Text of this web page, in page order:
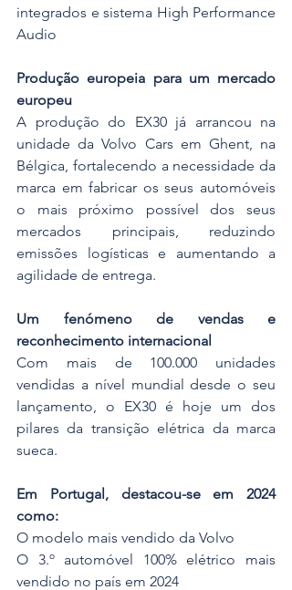
integrados e sistema High Performance
Audio
Produção europeia para um mercado
europeu
A produção do EX30 já arrancou na
unidade da Volvo Cars em Ghent, na
Bélgica, fortalecendo a necessidade da
marca em fabricar os seus automóveis
o mais próximo possível dos seus
mercados principais, reduzindo
emissões logísticas e aumentando a
agilidade de entrega.
Um fenómeno de vendas e
reconhecimento internacional
Com mais de 100.000 unidades
vendidas a nível mundial desde o seu
lançamento, o EX30 é hoje um dos
pilares da transição elétrica da marca
sueca.
Em Portugal, destacou-se em 2024
como:
O modelo mais vendido da Volvo
O 3.º automóvel 100% elétrico mais
vendido no país em 2024